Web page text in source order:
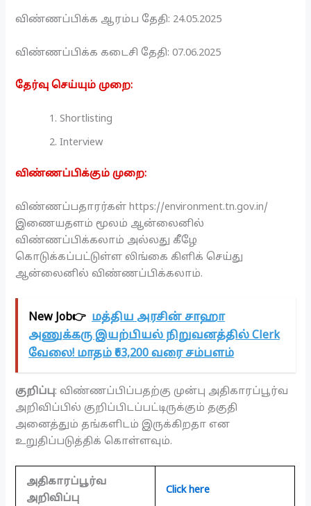
விண்ணப்பிக்க ஆரம்ப தேதி: 24.05.2025
விண்ணப்பிக்க கடைசி தேதி: 07.06.2025
தேர்வு செய்யும் முறை:
Shortlisting
Interview
விண்ணப்பிக்கும் முறை:
விண்ணப்பதாரர்கள் https://environment.tn.gov.in/
இணையதளம் மூலம் ஆன்லைனில்
விண்ணப்பிக்கலாம் அல்லது கீழே
கொடுக்கப்பட்டுள்ள லிங்கை கிளிக் செய்து
ஆன்லைனில் விண்ணப்பிக்கலாம்.
New Job👉 மத்திய அரசின் சாஹா
அணுக்கரு இயற்பியல் நிறுவனத்தில் Clerk
வேலை! மாதம் ₹63,200 வரை சம்பளம்
குறிப்பு: விண்ணப்பிப்பதற்கு முன்பு அதிகாரப்பூர்வ
அறிவிப்பில் குறிப்பிடப்பட்டிருக்கும் தகுதி
அனைத்தும் தங்களிடம் இருக்கிறதா என
உறுதிப்படுத்திக் கொள்ளவும்.
அதிகாரப்பூர்வ
அறிவிப்பு
Click here